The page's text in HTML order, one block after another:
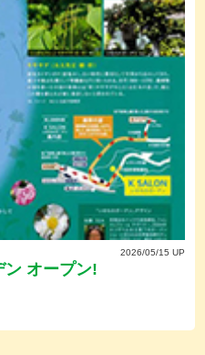
2026/05/15 UP
オープン!